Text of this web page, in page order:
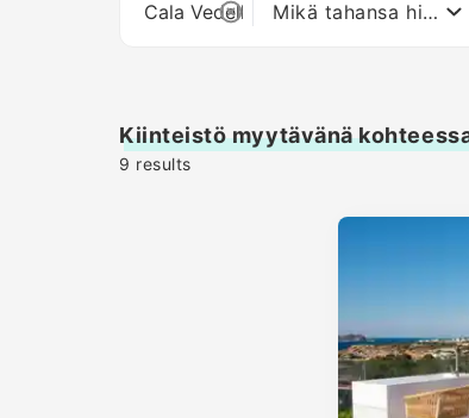
Mikä tahansa hinta
Kiinteistö myytävänä
9 results